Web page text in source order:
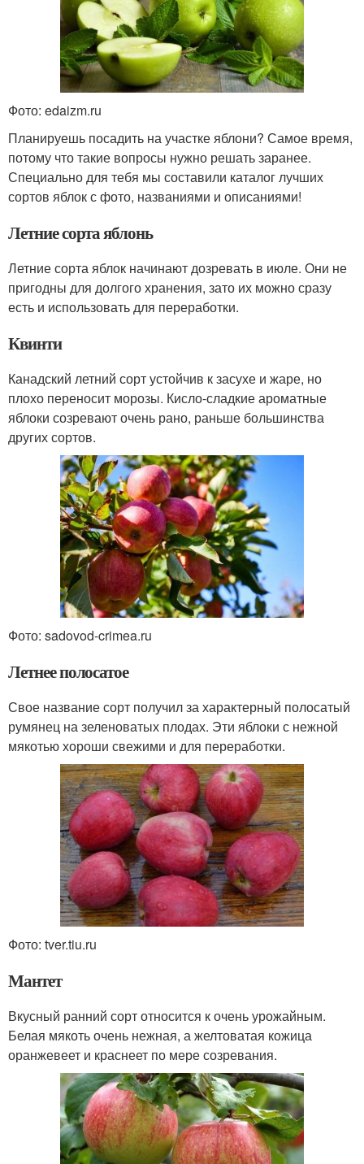
Фото: edaizm.ru
Планируешь посадить на участке яблони? Самое время,
потому что такие вопросы нужно решать заранее.
Специально для тебя мы составили каталог лучших
сортов яблок с фото, названиями и описаниями!
Летние сорта яблонь
Летние сорта яблок начинают дозревать в июле. Они не
пригодны для долгого хранения, зато их можно сразу
есть и использовать для переработки.
Квинти
Канадский летний сорт устойчив к засухе и жаре, но
плохо переносит морозы. Кисло-сладкие ароматные
яблоки созревают очень рано, раньше большинства
других сортов.
Фото: sadovod-crimea.ru
Летнее полосатое
Свое название сорт получил за характерный полосатый
румянец на зеленоватых плодах. Эти яблоки с нежной
мякотью хороши свежими и для переработки.
Фото: tver.tiu.ru
Мантет
Вкусный ранний сорт относится к очень урожайным.
Белая мякоть очень нежная, а желтоватая кожица
оранжевеет и краснеет по мере созревания.